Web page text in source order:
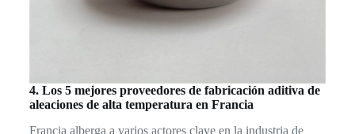
4. Los 5 mejores proveedores de fabricación aditiva de
aleaciones de alta temperatura en Francia
Francia alberga a varios actores clave en la industria de